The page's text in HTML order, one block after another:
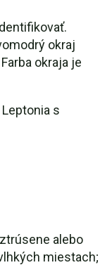
okraj
okraja je
s
alebo
miestach;